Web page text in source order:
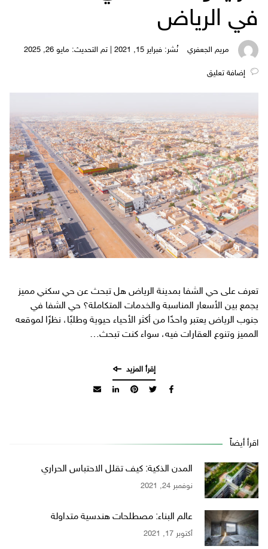
في الرياض
مريم الجعفري نُشر: فبراير 15, 2021 | تم التحديث: مايو 26, 2025
تعرف على حي الشفا بمدينة الرياض هل تبحث عن حي سكني مميز
يجمع بين الأسعار المناسبة والخدمات المتكاملة؟ حي الشفا في
جنوب الرياض يعتبر واحدًا من أكثر الأحياء حيوية وطلبًا، نظرًا لموقعه
المميز وتنوع العقارات فيه، سواء كنت تبحث…
اقرأ أيضاً
المدن الذكية: كيف تقلل الاحتباس الحراري
نوفمبر 24, 2021
عالم البناء: مصطلحات هندسية متداولة
أكتوبر 17, 2021